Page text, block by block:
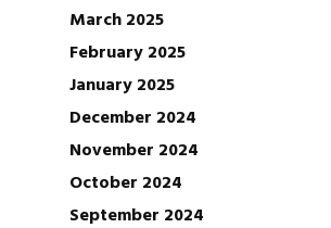
March 2025
February 2025
January 2025
December 2024
November 2024
October 2024
September 2024